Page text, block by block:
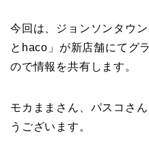
今回は、ジョンソンタウ
とhaco」が新店舗にてグ
ので情報を共有します。
モカままさん、パスコさ
うございます。